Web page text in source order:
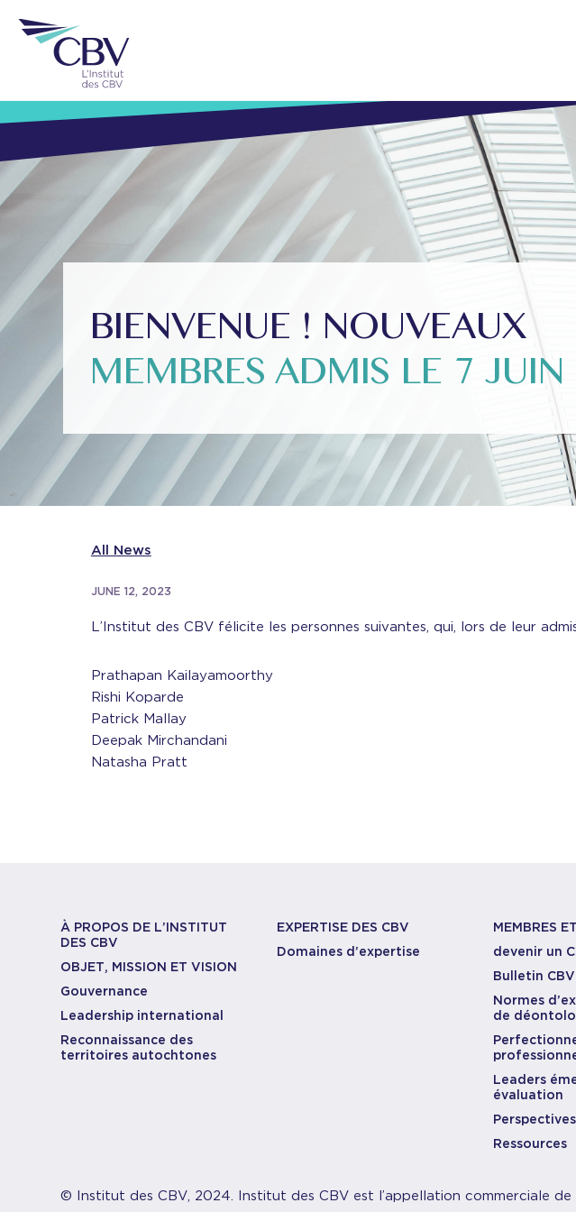
BIENVENUE ! NOUVEAUX
MEMBRES ADMIS LE 7
All News
JUNE 12, 2023
L’Institut des CBV félicite les personnes suivantes, qui, lors de leur
Prathapan Kailayamoorthy
Rishi Koparde
Patrick Mallay
Deepak Mirchandani
Natasha Pratt
À PROPOS DE L’INSTITUT
DES CBV
OBJET, MISSION ET VISION
Gouvernance
Leadership international
Reconnaissance des
territoires autochtones
EXPERTISE DES CBV
Domaines d’expertise
MEMBRES
devenir un
Bulletin CBV
Normes
de
Leaders
évaluation
Ressources
© Institut des CBV, 2024. Institut des CBV est l’appellation commerciale